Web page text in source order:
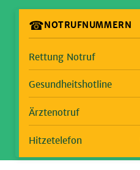
☎NOTRUFNUMMERN
Rettung Notruf
Gesundheitshotline
Ärztenotruf
Hitzetelefon